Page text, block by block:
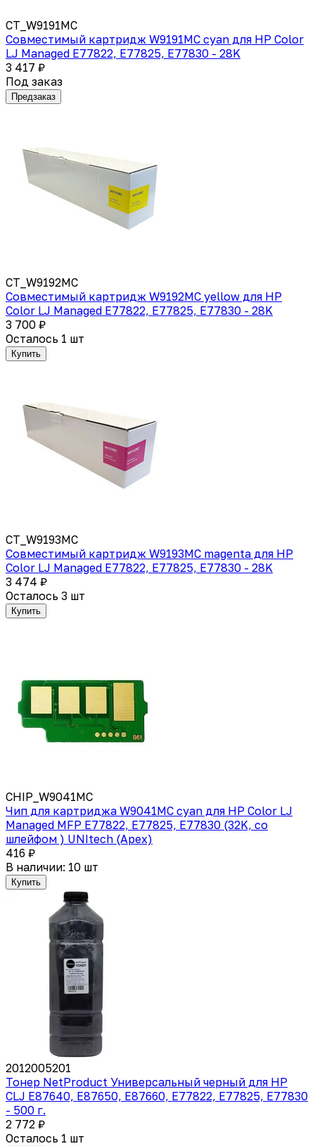
CT_W9191MC
Совместимый картридж W9191MC cyan для HP Color
LJ Managed E77822, E77825, E77830 - 28K
3 417 ₽
Под заказ
Предзаказ
CT_W9192MC
Совместимый картридж W9192MC yellow для HP
Color LJ Managed E77822, E77825, E77830 - 28K
3 700 ₽
Осталось 1 шт
Купить
CT_W9193MC
Совместимый картридж W9193MC magenta для HP
Color LJ Managed E77822, E77825, E77830 - 28K
3 474 ₽
Осталось 3 шт
Купить
CHIP_W9041MC
Чип для картриджа W9041MC cyan для HP Color LJ
Managed MFP E77822, E77825, E77830 (32K, со
шлейфом ) UNItech (Apex)
416 ₽
В наличии: 10 шт
Купить
2012005201
Тонер NetProduct Универсальный черный для HP
CLJ E87640, E87650, E87660, E77822, E77825, E77830
- 500 г.
2 772 ₽
Осталось 1 шт